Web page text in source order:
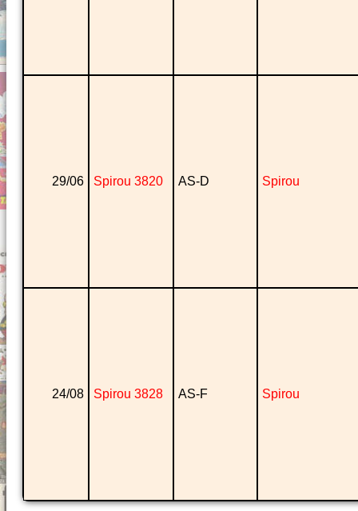
29/06 Spirou 3820 AS-D Spirou
24/08 Spirou 3828 AS-F Spirou